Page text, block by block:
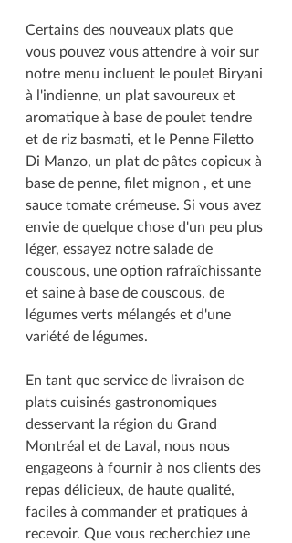
Certains des nouveaux plats que
vous pouvez vous attendre à voir sur
notre menu incluent le poulet Biryani
à l'indienne, un plat savoureux et
aromatique à base de poulet tendre
et de riz basmati, et le Penne Filetto
Di Manzo, un plat de pâtes copieux à
base de penne, filet mignon , et une
sauce tomate crémeuse. Si vous avez
envie de quelque chose d'un peu plus
léger, essayez notre salade de
couscous, une option rafraîchissante
et saine à base de couscous, de
légumes verts mélangés et d'une
variété de légumes.
En tant que service de livraison de
plats cuisinés gastronomiques
desservant la région du Grand
Montréal et de Laval, nous nous
engageons à fournir à nos clients des
repas délicieux, de haute qualité,
faciles à commander et pratiques à
recevoir. Que vous recherchiez une